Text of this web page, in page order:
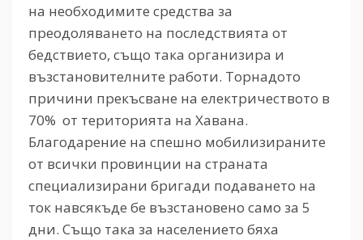
на необходимите средства за
преодоляването на последствията от
бедствието, също така организира и
възстановителните работи. Торнадото
причини прекъсване на електричеството в
70% от територията на Хавана.
Благодарение на спешно мобилизираните
от всички провинции на страната
специализирани бригади подаването на
ток навсякъде бе възстановено само за 5
дни. Също така за населението бяха